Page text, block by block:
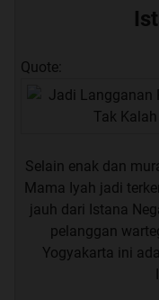
Quote:
Selain enak dan
Mama Iyah jadi
jauh dari Istana
pelanggan
Yogyakarta ini